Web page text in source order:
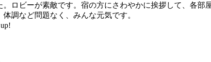
ロビーが素敵です。宿の方にさわやかに挨拶して、各部
調など問題なく、みんな元気です。